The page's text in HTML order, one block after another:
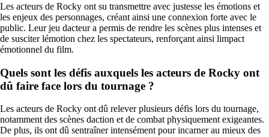
Les acteurs de Rocky ont su transmettre avec justesse les émotions et
les enjeux des personnages, créant ainsi une connexion forte avec le
public. Leur jeu dacteur a permis de rendre les scènes plus intenses et
de susciter lémotion chez les spectateurs, renforçant ainsi limpact
émotionnel du film.
Quels sont les défis auxquels les acteurs de Rocky ont
dû faire face lors du tournage ?
Les acteurs de Rocky ont dû relever plusieurs défis lors du tournage,
notamment des scènes daction et de combat physiquement exigeantes.
De plus, ils ont dû sentraîner intensément pour incarner au mieux des